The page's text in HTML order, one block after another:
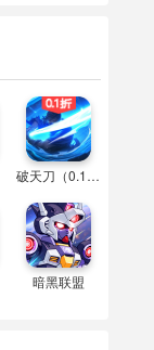
破天刀（0.1折）
暗黑联盟